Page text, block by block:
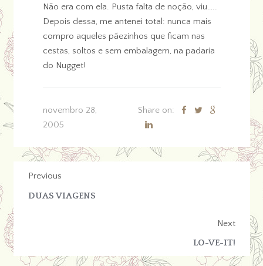
Não era com ela. Pusta falta de noção, viu…..
Depois dessa, me antenei total: nunca mais
compro aqueles pãezinhos que ficam nas
cestas, soltos e sem embalagem, na padaria
do Nugget!
novembro 28,
2005
Share on:
Previous
DUAS VIAGENS
Next
LO-VE-IT!